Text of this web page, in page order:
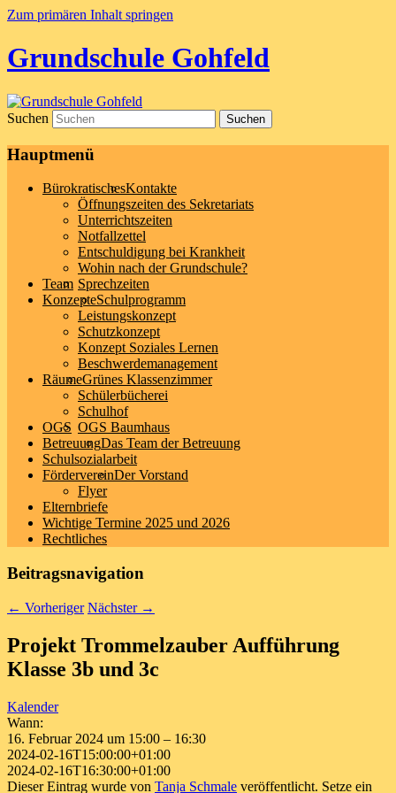
Zum primären Inhalt springen
Grundschule Gohfeld
Suchen
Hauptmenü
BürokratischesKontakte
Öffnungszeiten des Sekretariats
Unterrichtszeiten
Notfallzettel
Entschuldigung bei Krankheit
Wohin nach der Grundschule?
Team Sprechzeiten
KonzepteSchulprogramm
Leistungskonzept
Schutzkonzept
Konzept Soziales Lernen
Beschwerdemanagement
RäumeGrünes Klassenzimmer
Schülerbücherei
Schulhof
OGS OGS Baumhaus
BetreuungDas Team der Betreuung
Schulsozialarbeit
FördervereinDer Vorstand
Flyer
Elternbriefe
Wichtige Termine 2025 und 2026
Rechtliches
Beitragsnavigation
← Vorheriger Nächster →
Projekt Trommelzauber Aufführung
Klasse 3b und 3c
Kalender
Wann:
16. Februar 2024 um 15:00 – 16:30
2024-02-16T15:00:00+01:00
2024-02-16T16:30:00+01:00
Dieser Eintrag wurde von Tanja Schmale veröffentlicht. Setze ein